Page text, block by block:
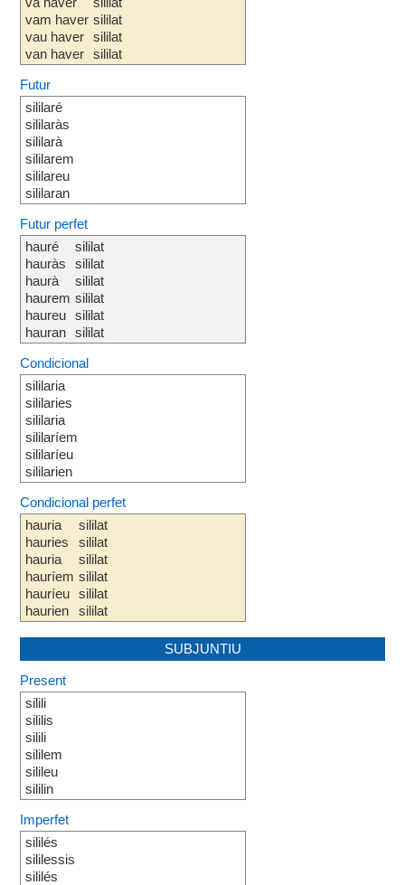
vam haver
vau haver
van haver
sililat
sililat
sililat
Futur
sililaré
sililaràs
sililarà
sililarem
sililareu
sililaran
Futur perfet
hauré
hauràs
haurà
haurem
haureu
hauran
sililat
sililat
sililat
sililat
sililat
sililat
Condicional
sililaria
sililaries
sililaria
sililaríem
sililaríeu
sililarien
Condicional perfet
hauria
hauries
hauria
hauríem
hauríeu
haurien
sililat
sililat
sililat
sililat
sililat
sililat
SUBJUNTIU
Present
silili
sililis
silili
sililem
silileu
sililin
Imperfet
sililés
sililessis
sililés